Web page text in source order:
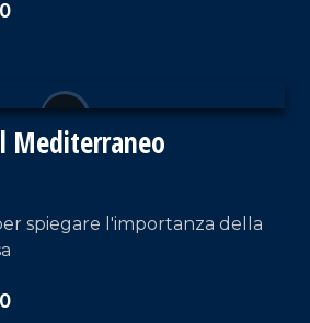
Mediterraneo
spiegare l'importanza della